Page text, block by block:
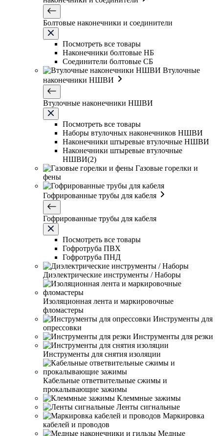
Болтовые наконечники и соединители
Посмотреть все товары
Наконечники болтовые НБ
Соединители болтовые СБ
Втулочные
наконечники НШВИ
Втулочные наконечники НШВИ
Посмотреть все товары
Наборы втулочных наконечников НШВИ
Наконечники штыревые втулочные НШВИ
Наконечники штыревые втулочные
НШВИ(2)
Газовые горелки и
фены
Гофрированные трубы для кабеля
Гофрированные трубы для кабеля
Посмотреть все товары
Гофротруба ПВХ
Гофротруба ПНД
Диэлектрические инструменты / Наборы
Изоляционная лента и маркировочные
фломастеры
Инструменты для
опрессовки
Инструменты для резки
Инструменты для снятия изоляции
Кабельные ответвительные сжимы и
прокалывающие зажимы
Клеммные зажимы
Ленты сигнальные
Маркировка
кабелей и проводов
Медные